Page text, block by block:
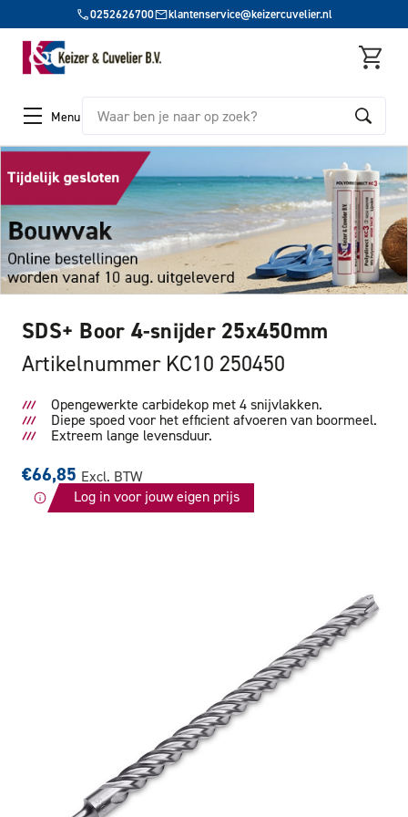
0252626700 klantenservice@keizercuvelier.nl
Menu Zoeken
SDS+ Boor 4-snijder 25x450mm
Artikelnummer KC10 250450
Opengewerkte carbidekop met 4 snijvlakken.
Diepe spoed voor het efficient afvoeren van boormeel.
Extreem lange levensduur.
€66,85 Excl. BTW
Log in voor jouw eigen prijs